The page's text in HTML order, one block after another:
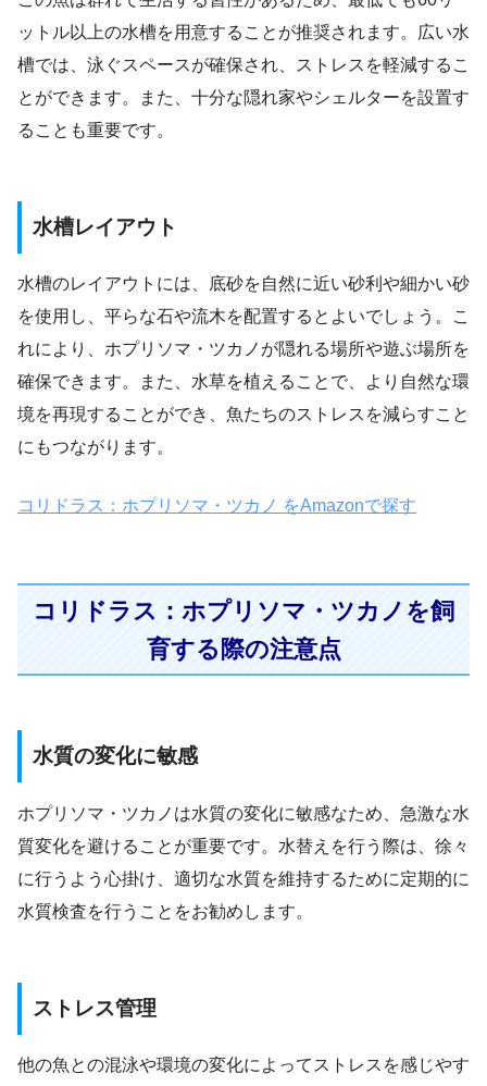
ットル以上の水槽を用意することが推奨されます。広い水
槽では、泳ぐスペースが確保され、ストレスを軽減するこ
とができます。また、十分な隠れ家やシェルターを設置す
ることも重要です。
水槽レイアウト
水槽のレイアウトには、底砂を自然に近い砂利や細かい砂
を使用し、平らな石や流木を配置するとよいでしょう。こ
れにより、ホプリソマ・ツカノが隠れる場所や遊ぶ場所を
確保できます。また、水草を植えることで、より自然な環
境を再現することができ、魚たちのストレスを減らすこと
にもつながります。
コリドラス：ホプリソマ・ツカノ をAmazonで探す
コリドラス：ホプリソマ・ツカノを飼
育する際の注意点
水質の変化に敏感
ホプリソマ・ツカノは水質の変化に敏感なため、急激な水
質変化を避けることが重要です。水替えを行う際は、徐々
に行うよう心掛け、適切な水質を維持するために定期的に
水質検査を行うことをお勧めします。
ストレス管理
他の魚との混泳や環境の変化によってストレスを感じやす